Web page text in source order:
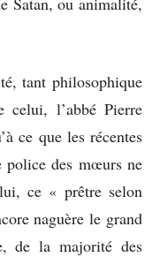
tant philosophique
celui, l’abbé Pierre
ce que les récentes
police des mœurs ne
ce « prêtre selon
naguère le grand
de la majorité des